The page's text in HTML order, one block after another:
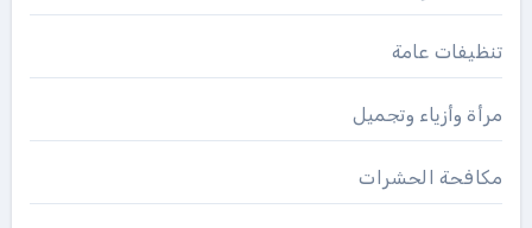
تنظيفات عامة
مرأة وأزياء وتجميل
مكافحة الحشرات